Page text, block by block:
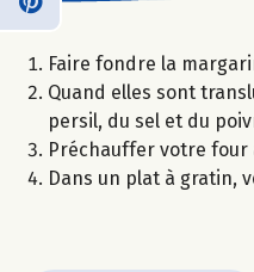
Faire fondre la
Quand elles sont
persil, du sel et du
Préchauffer votre four
Dans un plat à gratin,